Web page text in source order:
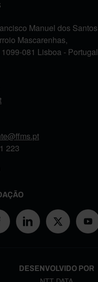
Manuel dos Santos
Mascarenhas,
1099-081 Lisboa - Portugal
223
DESENVOLVIDO POR